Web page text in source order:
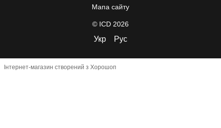
Мапа сайту
© ICD 2026
Укр Рус
Інтернет-магазин створений з Хорошоп